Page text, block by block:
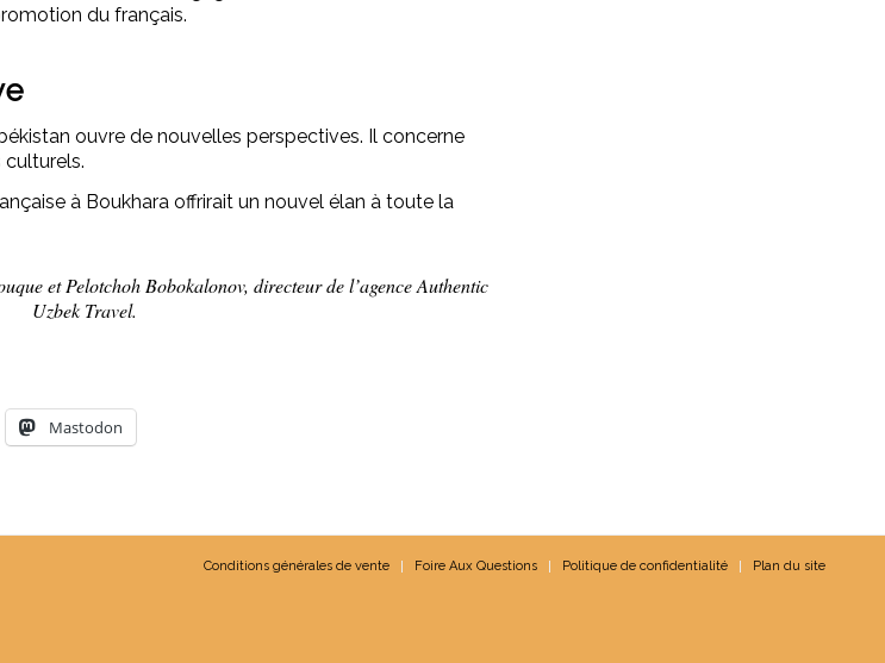
du français.
ouvre de nouvelles perspectives. Il concerne
culturels.
à Boukhara offrirait un nouvel élan à toute la
et Pelotchoh Bobokalonov, directeur de l’agence Authentic
Uzbek Travel.
Mastodon
Conditions générales de vente Foire Aux Questions Politique de confidentialité Plan du site